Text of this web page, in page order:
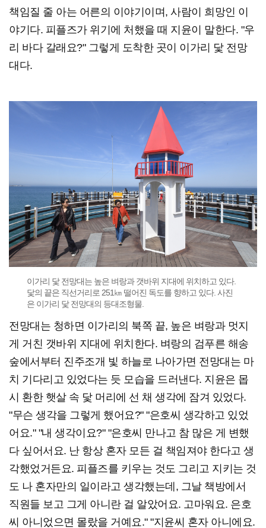
책임질 줄 아는 어른의 이야기이며, 사람이 희망인 이
야기다. 피플즈가 위기에 처했을 때 지윤이 말한다. "우
리 바다 갈래요?" 그렇게 도착한 곳이 이가리 닻 전망
대다.
이가리 닻 전망대는 높은 벼랑과 갯바위 지대에 위치하고 있다.
닻의 끝은 직선거리로 251㎞ 떨어진 독도를 향하고 있다. 사진
은 이가리 닻 전망대의 등대조형물.
전망대는 청하면 이가리의 북쪽 끝, 높은 벼랑과 멋지
게 거친 갯바위 지대에 위치한다. 벼랑의 검푸른 해송
숲에서부터 진주조개 빛 하늘로 나아가면 전망대는 마
치 기다리고 있었다는 듯 모습을 드러낸다. 지윤은 몹
시 환한 햇살 속 닻 머리에 선 채 생각에 잠겨 있었다.
"무슨 생각을 그렇게 했어요?" "은호씨 생각하고 있었
어요." "내 생각이요?" "은호씨 만나고 참 많은 게 변했
다 싶어서요. 난 항상 혼자 모든 걸 책임져야 한다고 생
각했었거든요. 피플즈를 키우는 것도 그리고 지키는 것
도 나 혼자만의 일이라고 생각했는데, 그날 책방에서
직원들 보고 그게 아니란 걸 알았어요. 고마워요. 은호
씨 아니었으면 몰랐을 거예요." "지윤씨 혼자 아니에요.